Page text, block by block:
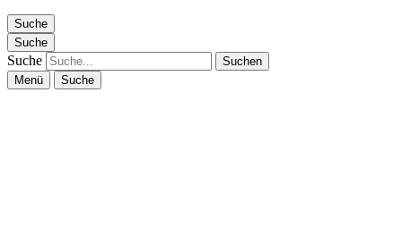
Suche
Suche
Suche
Menü Suche